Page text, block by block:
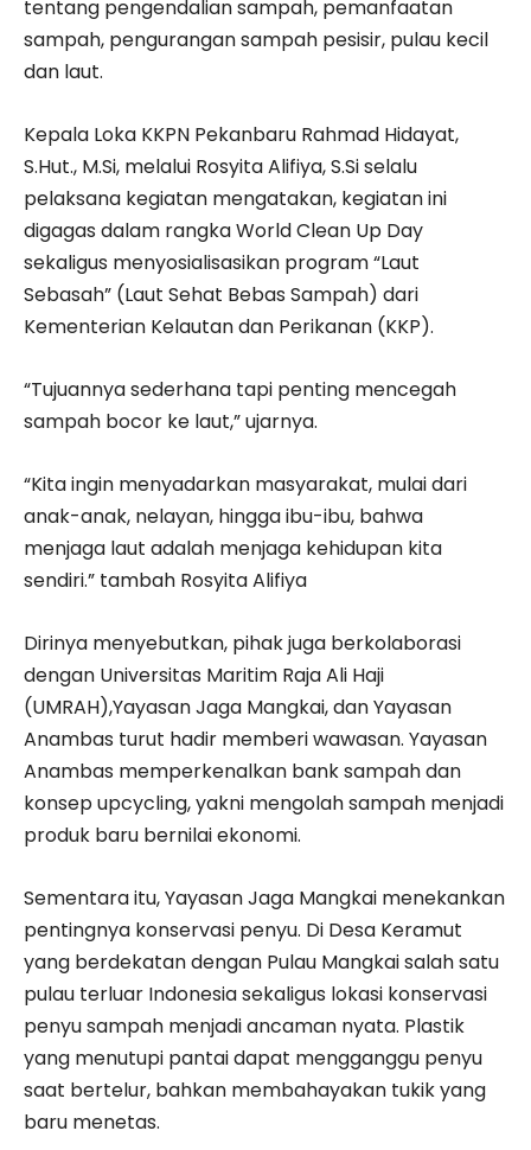
tentang pengendalian sampah, pemanfaatan
sampah, pengurangan sampah pesisir, pulau kecil
dan laut.
Kepala Loka KKPN Pekanbaru Rahmad Hidayat,
S.Hut., M.Si, melalui Rosyita Alifiya, S.Si selalu
pelaksana kegiatan mengatakan, kegiatan ini
digagas dalam rangka World Clean Up Day
sekaligus menyosialisasikan program “Laut
Sebasah” (Laut Sehat Bebas Sampah) dari
Kementerian Kelautan dan Perikanan (KKP).
“Tujuannya sederhana tapi penting mencegah
sampah bocor ke laut,” ujarnya.
“Kita ingin menyadarkan masyarakat, mulai dari
anak-anak, nelayan, hingga ibu-ibu, bahwa
menjaga laut adalah menjaga kehidupan kita
sendiri.” tambah Rosyita Alifiya
Dirinya menyebutkan, pihak juga berkolaborasi
dengan Universitas Maritim Raja Ali Haji
(UMRAH),Yayasan Jaga Mangkai, dan Yayasan
Anambas turut hadir memberi wawasan. Yayasan
Anambas memperkenalkan bank sampah dan
konsep upcycling, yakni mengolah sampah menjadi
produk baru bernilai ekonomi.
Sementara itu, Yayasan Jaga Mangkai menekankan
pentingnya konservasi penyu. Di Desa Keramut
yang berdekatan dengan Pulau Mangkai salah satu
pulau terluar Indonesia sekaligus lokasi konservasi
penyu sampah menjadi ancaman nyata. Plastik
yang menutupi pantai dapat mengganggu penyu
saat bertelur, bahkan membahayakan tukik yang
baru menetas.